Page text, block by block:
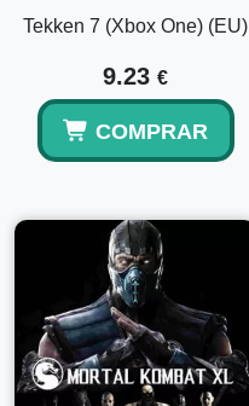
Tekken 7 (Xbox One) (EU)
9.23 €
COMPRAR